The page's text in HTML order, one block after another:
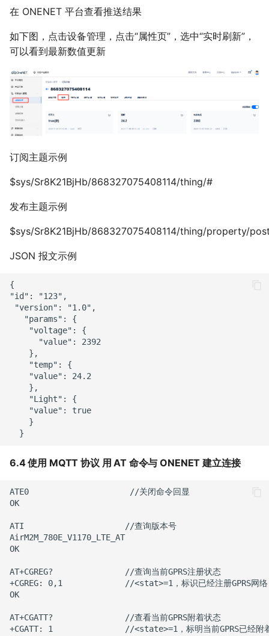
在 ONENET 平台查看推送结果
如下图，点击设备管理，点击“属性页”，选中“实时刷新”，
可以看到最新数值更新
订阅主题示例
$sys/Sr8K21BjHb/868327075408114/thing/#
发布主题示例
$sys/Sr8K21BjHb/868327075408114/thing/property/
JSON 报文示例
{
"id": "123",
"version": "1.0",
   "params": {
    "voltage": {
      "value": 2392
    },
    "temp": {
    "value": 24.2
    },
    "Light": {
    "value": true
    }
6.4 使用 MQTT 协议 用 AT 命令与 ONENET 建立连接
ATE0                     //关闭命令回显
OK
ATI                     //查询版本号
AirM2M_780E_V1170_LTE_AT
OK
AT+CGREG?               //查询当前GPRS注册状态
+CGREG: 0,1             //<stat>=1，标识已经注册GPRS网络
OK
AT+CGATT?               //查看当前GPRS附着状态
+CGATT: 1               //<state>=1，标明当前GPRS已经附